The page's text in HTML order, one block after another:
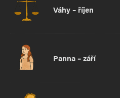
Váhy – říjen
Panna – září